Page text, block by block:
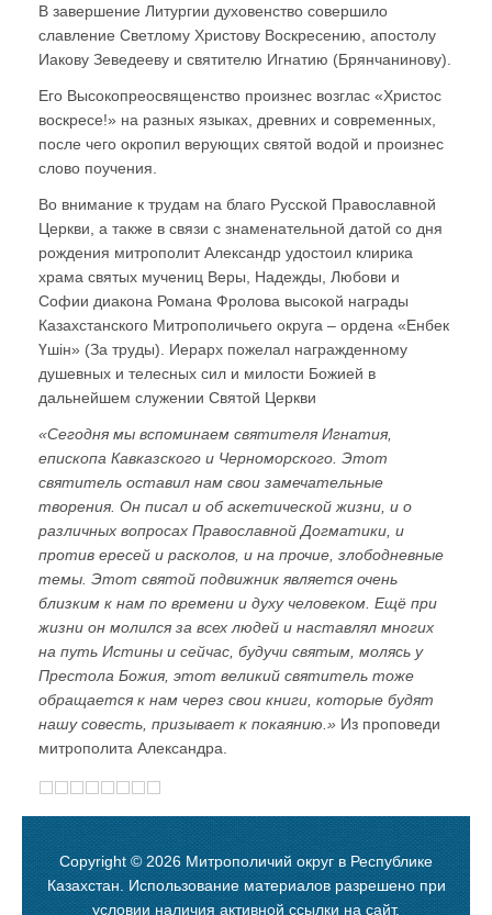
В завершение Литургии духовенство совершило
славление Светлому Христову Воскресению, апостолу
Иакову Зеведееву и святителю Игнатию (Брянчанинову).
Его Высокопреосвященство произнес возглас «Христос
воскресе!» на разных языках, древних и современных,
после чего окропил верующих святой водой и произнес
слово поучения.
Во внимание к трудам на благо Русской Православной
Церкви, а также в связи с знаменательной датой со дня
рождения митрополит Александр удостоил клирика
храма святых мучениц Веры, Надежды, Любови и
Софии диакона Романа Фролова высокой награды
Казахстанского Митрополичьего округа – ордена «Енбек
Үшiн» (За труды). Иерарх пожелал награжденному
душевных и телесных сил и милости Божией в
дальнейшем служении Святой Церкви
«Сегодня мы вспоминаем святителя Игнатия,
епископа Кавказского и Черноморского. Этот
святитель оставил нам свои замечательные
творения. Он писал и об аскетической жизни, и о
различных вопросах Православной Догматики, и
против ересей и расколов, и на прочие, злободневные
темы. Этот святой подвижник является очень
близким к нам по времени и духу человеком. Ещё при
жизни он молился за всех людей и наставлял многих
на путь Истины и сейчас, будучи святым, молясь у
Престола Божия, этот великий святитель тоже
обращается к нам через свои книги, которые будят
нашу совесть, призывает к покаянию.» Из проповеди
митрополита Александра.
Copyright © 2026 Митрополичий округ в Республике
Казахстан. Использование материалов разрешено при
условии наличия активной ссылки на сайт.